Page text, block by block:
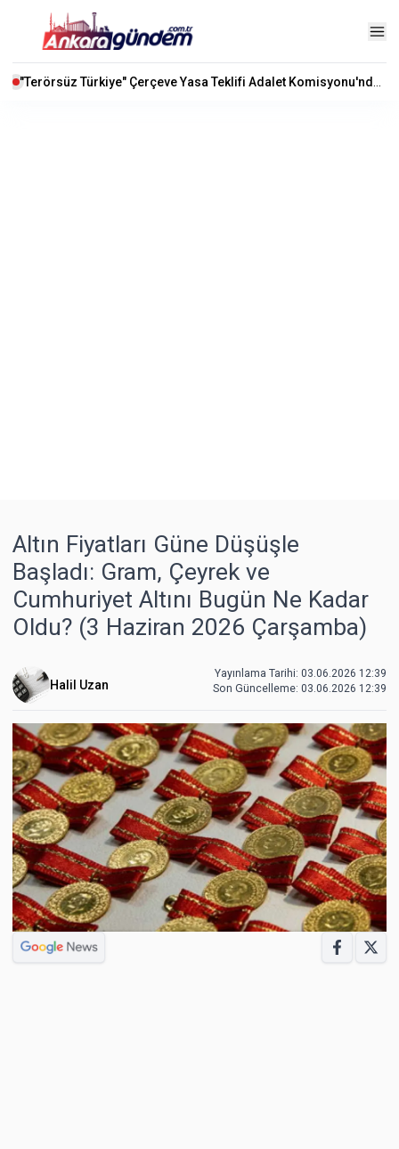
Altın Fiyatları Güne Düşüşle
Başladı: Gram, Çeyrek ve
Cumhuriyet Altını Bugün Ne Kadar
Oldu? (3 Haziran 2026 Çarşamba)
Halil Uzan
Yayınlama Tarihi: 03.06.2026 12:39
Son Güncelleme: 03.06.2026 12:39